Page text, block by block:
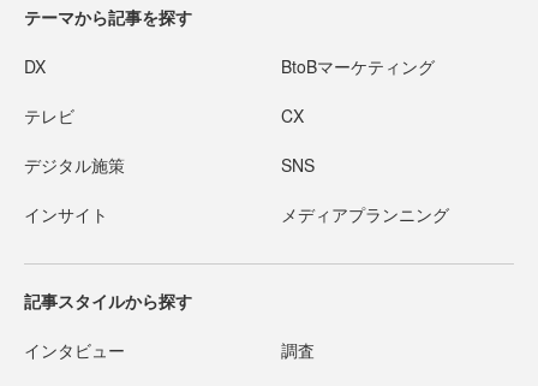
テーマから記事を探す
DX BtoBマーケティング
テレビ CX
デジタル施策 SNS
インサイト メディアプランニング
記事スタイルから探す
インタビュー 調査